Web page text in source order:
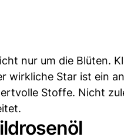
nur um die Blüten.
wirkliche Star ist ein
Stoffe. Nicht